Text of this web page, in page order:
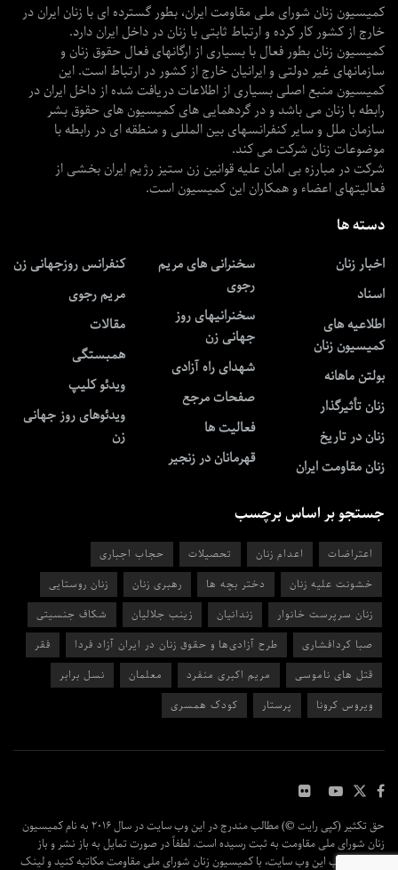
کمیسیون زنان شورای ملی مقاومت ایران، بطور گسترده ای با زنان ایران در
خارج از کشور کار کرده و ارتباط ثابتی با زنان در داخل ایران دارد.
کمیسیون زنان بطور فعال با بسیاری از ارگانهای فعال حقوق زنان و
سازمانهای غیر دولتی و ایرانیان خارج از کشور در ارتباط است. این
کمیسیون منبع اصلی بسیاری از اطلاعات دریافت شده از داخل ایران در
رابطه با زنان می باشد و در گردهمایی های کمیسیون های حقوق بشر
سازمان ملل و سایر کنفرانسهای بین المللی و منطقه ای در رابطه با
موضوعات زنان شرکت می کند.
شرکت در مبارزه بی امان علیه قوانین زن ستیز رژیم ایران بخشی از
فعالیتهای اعضاء و همکاران این کمیسیون است.
دسته ها
اخبار زنان
اسناد
اطلاعیه های
کمیسیون زنان
بولتن ماهانه
زنان تأثیرگذار
زنان در تاریخ
زنان مقاومت ایران
سخنرانی های مریم
رجوی
سخنرانیهای روز
جهانی زن
شهدای راه آزادی
صفحات مرجع
فعالیت ها
قهرمانان در زنجیر
کنفرانس روزجهانی زن
مریم رجوی
مقالات
همبستگی
ویدئو کلیپ
ویدئوهای روز جهانی
زن
جستجو بر اساس برچسب
اعتراضات اعدام زنان تحصیلات
حجاب اجباری
خشونت علیه زنان
دختر بچه ها رهبری زنان
زنان روستایی
زنان سرپرست خانوار
زندانیان زینب جلالیان
شکاف جنسیتی
صبا کردافشاری
طرح آزادی‌ها و حقوق زنان در ایران آزاد فردا
فقر
قتل های ناموسی
مریم اکبری منفرد معلمان
نسل برابر
ویروس کرونا
پرستار کودک همسری
حق تکثیر (کپی رایت ©) مطالب مندرج در این وب سایت در سال ۲۰۱۶ به نام کمیسیون
زنان شورای ملی مقاومت به ثبت رسیده است. لطفاً در صورت تمایل به باز نشر و باز
پخش مطالب این وب سایت، با کمیسیون زنان شورای ملی مقاومت مکاتبه کنید و لینک